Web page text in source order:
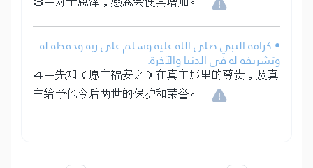
• كرامة النبي صلى الله عليه وسلم على ربه وحفظه له
وتشريفه له في الدنيا والآخرة.
４－先知（愿主福安之）在真主那里的尊贵，及真
主给予他今后两世的保护和荣誉。